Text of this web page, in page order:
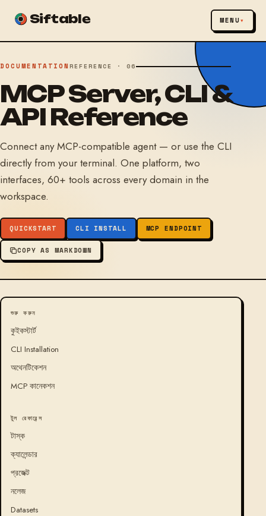
Siftable MENU
DOCUMENTATION REFERENCE · 06
MCP Server, CLI &
API Reference
Connect any MCP-compatible agent — or use the CLI
directly from your terminal. One platform, two
interfaces, 60+ tools across every domain in the
workspace.
QUICKSTART CLI INSTALL MCP ENDPOINT
COPY AS MARKDOWN
শুরু করুন
কুইকস্টার্ট
CLI Installation
অথেনটিকেশন
MCP কানেকশন
টুল রেফারেন্স
টাস্ক
ক্যালেন্ডার
প্রজেক্ট
নলেজ
Datasets